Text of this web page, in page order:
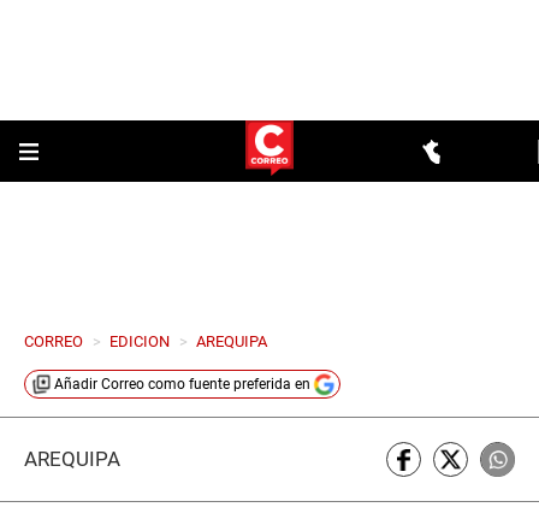
CORREO > EDICION > AREQUIPA
Añadir Correo como fuente preferida en
AREQUIPA